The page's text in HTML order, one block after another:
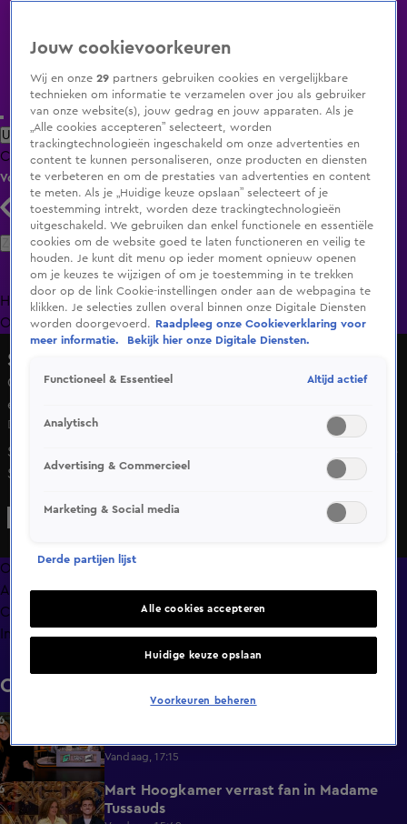
Uitzending Gemist Populaire programma's Zenders Genres
ClipsFilmsRadioSmart TV inlogShop
Volg KIJK
Zoeken
HomeUitzending Gemist Programma's De Bondgenoten
OranjezomerLivestreamsShop
Shownieuws
Guido den Aantrekker over Albert Verlinde: 'Loyaliteit van
een heroïnehoertje'
Di 16 juni, 19:54
Story-hoofdredacteur Guido den Aantrekker geeft aan de
Shownieuws-tafel zijn ongezouten mening over de
Overzicht
Afleveringen
Clips
Info
Clips
1:45
Vandaag, 17:15
1:59
Mart Hoogkamer verrast fan in Madame
Tussauds
Jouw cookievoorkeuren
Wij en onze29 partners gebruiken cookies en vergelijkbare
technieken om informatie te verzamelen over jou als gebruiker
van onze website(s), jouw gedrag en jouw apparaten. Als je
„Alle cookies accepteren” selecteert, worden
trackingtechnologieën ingeschakeld om onze advertenties en
content te kunnen personaliseren, onze producten en diensten
te verbeteren en om de prestaties van advertenties en content
te meten. Als je „Huidige keuze opslaan” selecteert of je
toestemming intrekt, worden deze trackingtechnologieën
uitgeschakeld. We gebruiken dan enkel functionele en essentiële
cookies om de website goed te laten functioneren en veilig te
houden. Je kunt dit menu op ieder moment opnieuw openen
om je keuzes te wijzigen of om je toestemming in te trekken
door op de link Cookie-instellingen onder aan de webpagina te
klikken. Je selecties zullen overal binnen onze Digitale Diensten
worden doorgevoerd.
Raadpleeg onze Cookieverklaring voor
meer informatie.
Bekijk hier onze Digitale Diensten.
Functioneel & Essentieel Altijd actief
Analytisch
Advertising & Commercieel
Marketing & Social media
Derde partijen lijst
Alle cookies accepteren
Huidige keuze opslaan
Voorkeuren beheren